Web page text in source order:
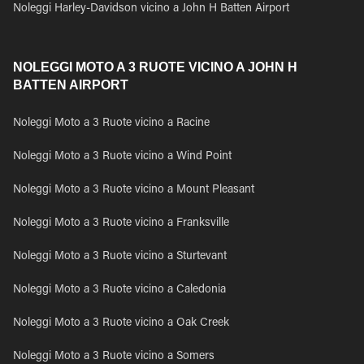
Noleggi Harley-Davidson vicino a John H Batten Airport
NOLEGGI MOTO A 3 RUOTE VICINO A JOHN H
BATTEN AIRPORT
Noleggi Moto a 3 Ruote vicino a Racine
Noleggi Moto a 3 Ruote vicino a Wind Point
Noleggi Moto a 3 Ruote vicino a Mount Pleasant
Noleggi Moto a 3 Ruote vicino a Franksville
Noleggi Moto a 3 Ruote vicino a Sturtevant
Noleggi Moto a 3 Ruote vicino a Caledonia
Noleggi Moto a 3 Ruote vicino a Oak Creek
Noleggi Moto a 3 Ruote vicino a Somers